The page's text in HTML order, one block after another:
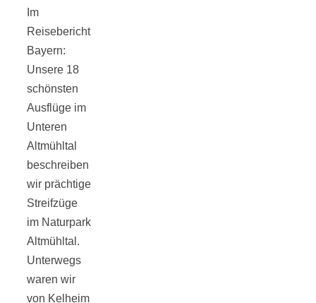
Im
Reisebericht
Bayern:
Unsere 18
schönsten
Ausflüge im
Unteren
Altmühltal
beschreiben
wir prächtige
Streifzüge
im Naturpark
Altmühltal.
Unterwegs
waren wir
von Kelheim